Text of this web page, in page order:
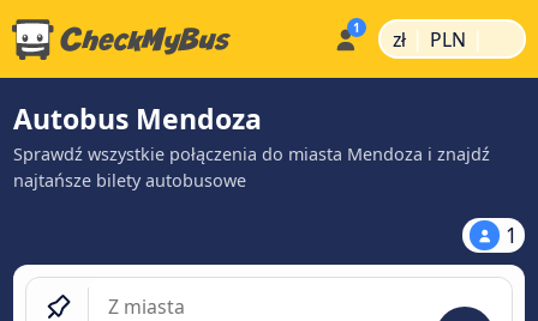
zł | PLN |
Autobus Mendoza
Sprawdź wszystkie połączenia do miasta Mendoza i znajdź
najtańsze bilety autobusowe
1